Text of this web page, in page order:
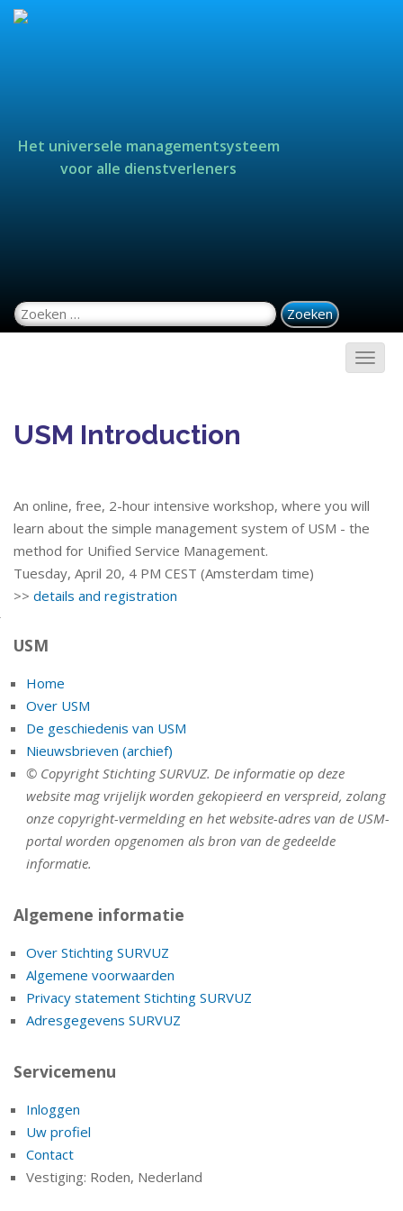
Het universele managementsysteem
voor alle dienstverleners
Zoeken naar:
USM Introduction
An online, free, 2-hour intensive workshop, where you will
learn about the simple management system of USM - the
method for Unified Service Management.
Tuesday, April 20, 4 PM CEST (Amsterdam time)
>> details and registration
USM
Home
Over USM
De geschiedenis van USM
Nieuwsbrieven (archief)
© Copyright Stichting SURVUZ. De informatie op deze
website mag vrijelijk worden gekopieerd en verspreid, zolang
onze copyright-vermelding en het website-adres van de USM-
portal worden opgenomen als bron van de gedeelde
informatie.
Algemene informatie
Over Stichting SURVUZ
Algemene voorwaarden
Privacy statement Stichting SURVUZ
Adresgegevens SURVUZ
Servicemenu
Inloggen
Uw profiel
Contact
Vestiging: Roden, Nederland